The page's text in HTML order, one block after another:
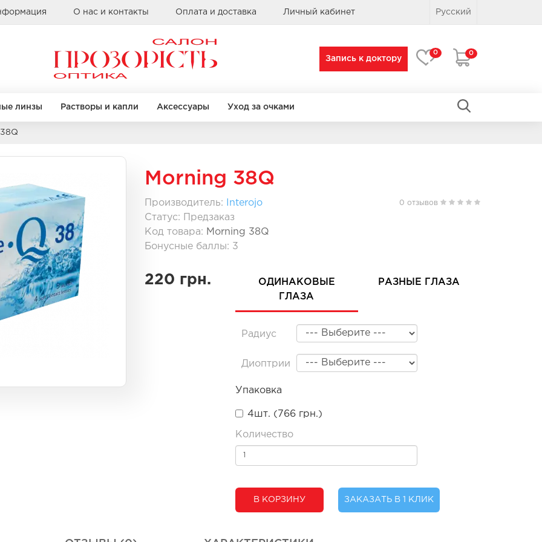
О нас и контакты Оплата и доставка Личный кабинет Русский
Запись к доктору
0 0
КВАДРАТНЫЕ
Бренды
Casta
Ray Ban
КВАДРАТНЫЕ
Бренды
Casta
Ray Ban
линзы
Бренды
Bausch & Lomb
Clearlab
Coopervision
Sauflon
Растворы и капли Аксессуары Уход за очками
Morning 38Q
Производитель:
Interojo
Статус:
Предзаказ
Код товара: Morning 38Q
Бонусные баллы: 3
0 отзывов
220 грн.
ОДИНАКОВЫЕ
ГЛАЗА
РАЗНЫЕ ГЛАЗА
Радиус
Диоптрии
Упаковка
4шт. (766 грн.)
Количество
В КОРЗИНУ ЗАКАЗАТЬ В 1 КЛИК